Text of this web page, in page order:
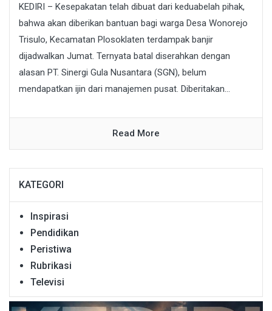
KEDIRI – Kesepakatan telah dibuat dari keduabelah pihak,
bahwa akan diberikan bantuan bagi warga Desa Wonorejo
Trisulo, Kecamatan Plosoklaten terdampak banjir
dijadwalkan Jumat. Ternyata batal diserahkan dengan
alasan PT. Sinergi Gula Nusantara (SGN), belum
mendapatkan ijin dari manajemen pusat. Diberitakan...
Read More
KATEGORI
Inspirasi
Pendidikan
Peristiwa
Rubrikasi
Televisi